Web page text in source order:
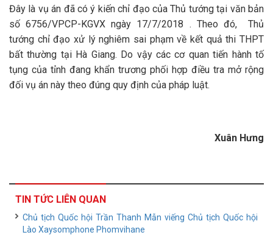
Đây là vụ án đã có ý kiến chỉ đạo của Thủ tướng tại văn bản
số 6756/VPCP-KGVX ngày 17/7/2018 . Theo đó, Thủ
tướng chỉ đạo xử lý nghiêm sai phạm về kết quả thi THPT
bất thường tại Hà Giang. Do vậy các cơ quan tiến hành tố
tụng của tỉnh đang khẩn trương phối hợp điều tra mở rộng
đối vụ án này theo đúng quy định của pháp luật.
Xuân Hưng
TIN TỨC LIÊN QUAN
Chủ tịch Quốc hội Trần Thanh Mẫn viếng Chủ tịch Quốc hội
Lào Xaysomphone Phomvihane